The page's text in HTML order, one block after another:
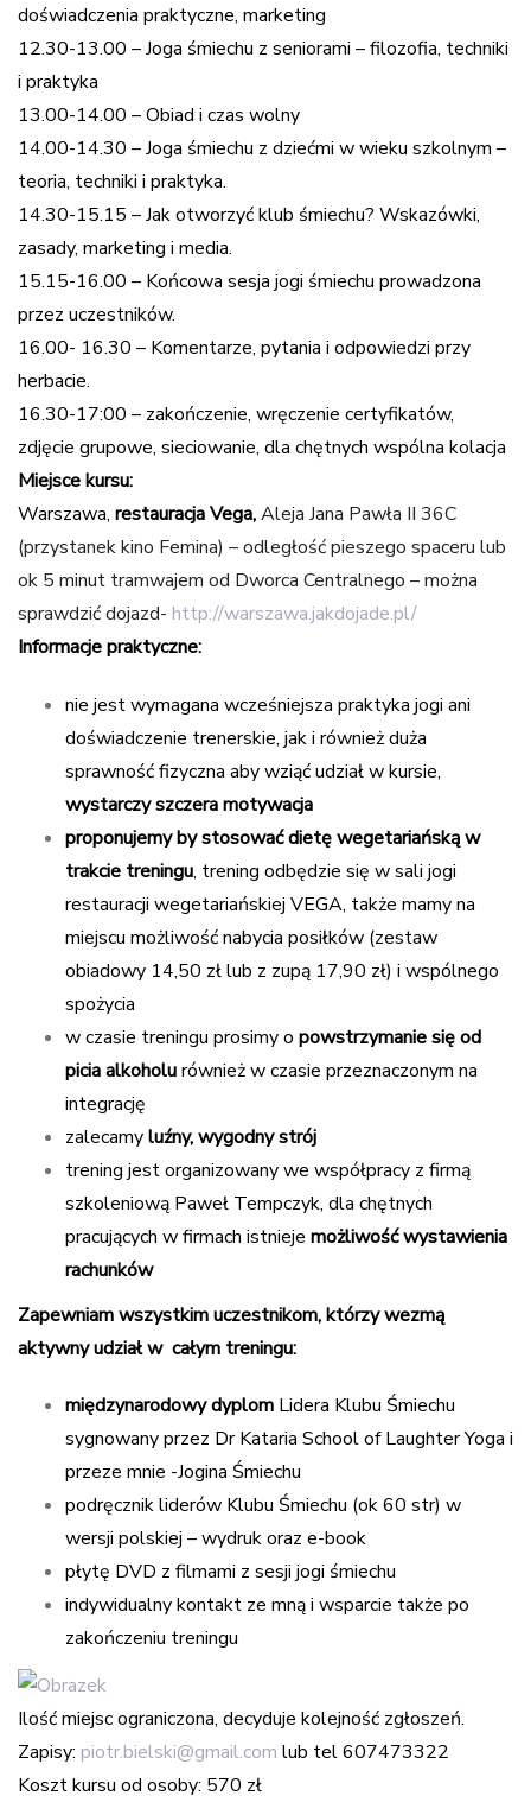
doświadczenia praktyczne, marketing
12.30-13.00 – Joga śmiechu z seniorami – filozofia, techniki
i praktyka
13.00-14.00 – Obiad i czas wolny
14.00-14.30 – Joga śmiechu z dziećmi w wieku szkolnym –
teoria, techniki i praktyka.
14.30-15.15 – Jak otworzyć klub śmiechu? Wskazówki,
zasady, marketing i media.
15.15-16.00 – Końcowa sesja jogi śmiechu prowadzona
przez uczestników.
16.00- 16.30 – Komentarze, pytania i odpowiedzi przy
herbacie.
16.30-17:00 – zakończenie, wręczenie certyfikatów,
zdjęcie grupowe, sieciowanie, dla chętnych wspólna kolacja
Miejsce kursu:
Warszawa, restauracja Vega,Aleja Jana Pawła II 36C
(przystanek kino Femina) – odległość pieszego spaceru lub
ok 5 minut tramwajem od Dworca Centralnego – można
sprawdzić dojazd- http://warszawa.jakdojade.pl/
Informacje praktyczne:
nie jest wymagana wcześniejsza praktyka jogi ani
doświadczenie trenerskie, jak i również duża
sprawność fizyczna aby wziąć udział w kursie,
wystarczy szczera motywacja
proponujemy by stosować dietę wegetariańskąw
trakcie treningu, trening odbędzie się w sali jogi
restauracji wegetariańskiej VEGA, także mamy na
miejscu możliwość nabycia posiłków (zestaw
obiadowy 14,50 zł lub z zupą 17,90 zł) i wspólnego
spożycia
w czasie treningu prosimy o powstrzymanie się od
picia alkoholurównież w czasie przeznaczonym na
integrację
zalecamyluźny, wygodny strój
trening jest organizowany we współpracy z firmą
szkoleniową Paweł Tempczyk, dla chętnych
pracujących w firmach istnieje możliwość wystawienia
rachunków
Zapewniamwszystkim uczestnikom, którzy wezmą
aktywny udział w całym treningu:
międzynarodowy dyplom Lidera Klubu Śmiechu
sygnowany przez Dr Kataria School of Laughter Yoga i
przeze mnie -Jogina Śmiechu
podręcznik liderów Klubu Śmiechu (ok 60 str) w
wersji polskiej – wydruk oraz e-book
płytę DVD z filmami z sesji jogi śmiechu
indywidualny kontakt ze mną i wsparcie także po
zakończeniu treningu
Ilość miejsc ograniczona, decyduje kolejność zgłoszeń.
Zapisy: piotr.bielski@gmail.com lub tel 607473322
Koszt kursu od osoby: 570 zł